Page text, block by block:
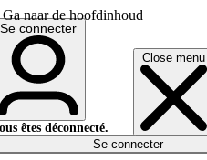
Ga naar de hoofdinhoud
Close menu
English
Se connecter
êtes déconnecté.
Se connecter